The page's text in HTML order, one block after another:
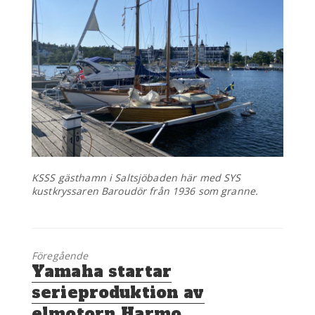
KSSS gästhamn i Saltsjöbaden här med SYS
kustkryssaren Baroudör från 1936 som granne.
Föregående
Föregående
inlägg:
Yamaha startar
serieproduktion av